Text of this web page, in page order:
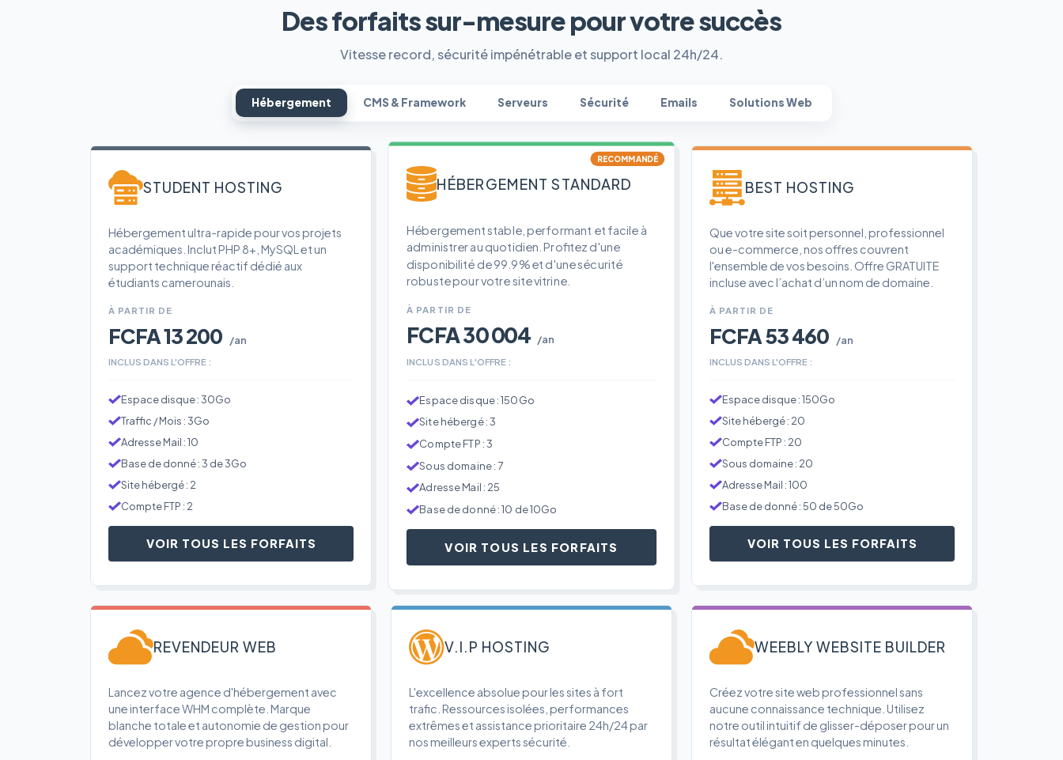
Des forfaits sur-mesure pour votre succès
Vitesse record, sécurité impénétrable et support local 24h/24.
Hébergement CMS & Framework Serveurs Sécurité Emails Solutions Web
STUDENT HOSTING
Hébergement ultra-rapide pour vos projets
académiques. Inclut PHP 8+, MySQL et un
support technique réactif dédié aux
étudiants camerounais.
À PARTIR DE
FCFA 13 200 /an
INCLUS DANS L'OFFRE :
Espace disque : 30Go
Traffic / Mois : 3Go
Adresse Mail : 10
Base de donné : 3 de 3Go
Site hébergé : 2
Compte FTP : 2
VOIR TOUS LES FORFAITS
RECOMMANDÉ
HÉBERGEMENT STANDARD
Hébergement stable, performant et facile à
administrer au quotidien. Profitez d'une
disponibilité de 99.9% et d'une sécurité
robuste pour votre site vitrine.
À PARTIR DE
FCFA 30 004 /an
INCLUS DANS L'OFFRE :
Espace disque : 150Go
Site hébergé : 3
Compte FTP : 3
Sous domaine : 7
Adresse Mail : 25
Base de donné : 10 de 10Go
VOIR TOUS LES FORFAITS
BEST HOSTING
Que votre site soit personnel, professionnel
ou e-commerce, nos offres couvrent
l'ensemble de vos besoins. Offre GRATUITE
incluse avec l’achat d’un nom de domaine.
À PARTIR DE
FCFA 53 460 /an
INCLUS DANS L'OFFRE :
Espace disque : 150Go
Site hébergé : 20
Compte FTP : 20
Sous domaine : 20
Adresse Mail : 100
Base de donné : 50 de 50Go
VOIR TOUS LES FORFAITS
REVENDEUR WEB
Lancez votre agence d'hébergement avec
une interface WHM complète. Marque
blanche totale et autonomie de gestion pour
développer votre propre business digital.
V.I.P HOSTING
L'excellence absolue pour les sites à fort
trafic. Ressources isolées, performances
extrêmes et assistance prioritaire 24h/24 par
nos meilleurs experts sécurité.
WEEBLY WEBSITE BUILDER
Créez votre site web professionnel sans
aucune connaissance technique. Utilisez
notre outil intuitif de glisser-déposer pour un
résultat élégant en quelques minutes.